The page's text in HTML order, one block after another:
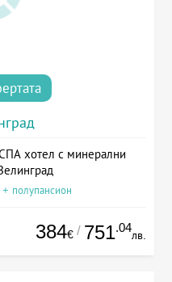
хотел с минерални
полупансион
384€ / 751.04
лв.